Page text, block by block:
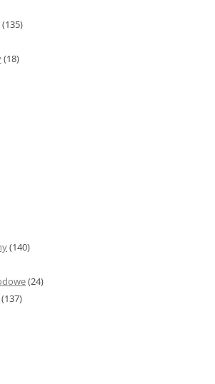
(135)
(18)
(140)
(24)
(137)